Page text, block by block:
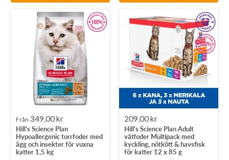
Rea-
pris
Från 349,00 kr
Hill's Science Plan
Hypoallergenic torrfoder med
ägg och insekter för vuxna
katter 1,5 kg
Rea-
pris
209,00 kr
Hill's Science Plan Adult
våtfoder Multipack med
kyckling, nötkött & havsfisk
för katter 12 x 85 g